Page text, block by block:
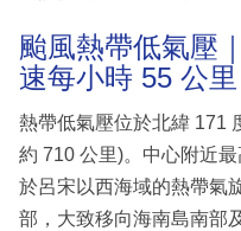
專
欄
訂
閱
專
區
颱風熱帶低氣壓
速每小時 55 公里
熱帶低氣壓位於北緯 171
約 710 公里)。中心附近
於呂宋以西海域的熱帶氣
部，大致移向海南島南部